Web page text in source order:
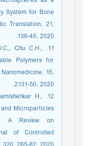
System for Bone
Translation, 21,
136-45, 2020.
Chu C.H.,
Polymers for
15,
2131-50, 2020.
H.,
Microparticles
A Review on
of Controlled